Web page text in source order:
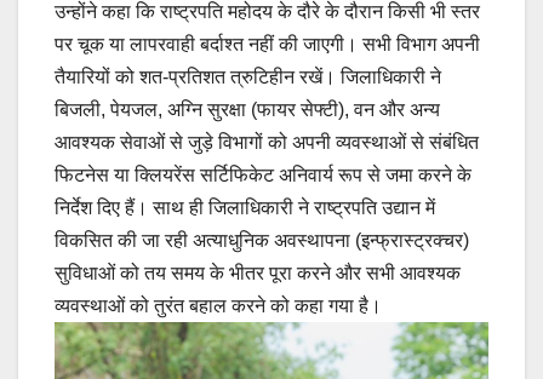
उन्होंने कहा कि राष्ट्रपति महोदय के दौरे के दौरान किसी भी स्तर
पर चूक या लापरवाही बर्दाश्त नहीं की जाएगी। सभी विभाग अपनी
तैयारियों को शत-प्रतिशत त्रुटिहीन रखें। जिलाधिकारी ने
बिजली, पेयजल, अग्नि सुरक्षा (फायर सेफ्टी), वन और अन्य
आवश्यक सेवाओं से जुड़े विभागों को अपनी व्यवस्थाओं से संबंधित
फिटनेस या क्लियरेंस सर्टिफिकेट अनिवार्य रूप से जमा करने के
निर्देश दिए हैं। साथ ही जिलाधिकारी ने राष्ट्रपति उद्यान में
विकसित की जा रही अत्याधुनिक अवस्थापना (इन्फ्रास्ट्रक्चर)
सुविधाओं को तय समय के भीतर पूरा करने और सभी आवश्यक
व्यवस्थाओं को तुरंत बहाल करने को कहा गया है।